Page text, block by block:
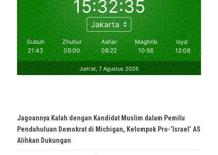
Jagoannya Kalah dengan Kandidat Muslim dalam Pemilu
Pendahuluan Demokrat di Michigan, Kelompok Pro-‘Israel’ AS
Alihkan Dukungan